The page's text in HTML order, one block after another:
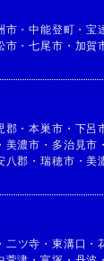
市 ・中能登町 ・宝
市 ・七尾市 ・ 加賀
郡 ・本巣市 ・ 下呂
・ 美濃市 ・ 多治見市 ・
八郡 ・瑞穂市 ・美
・ 二ツ寺 ・ 東溝口 ・